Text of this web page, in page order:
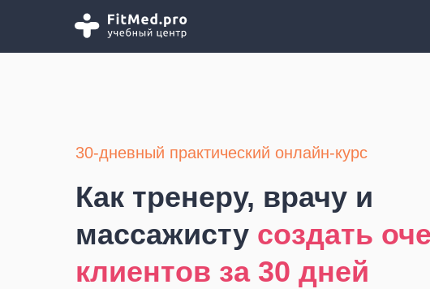
Как тренеру, врачу и
массажисту создать
клиентов за 30 дней
30-дневный практический онлайн-курс